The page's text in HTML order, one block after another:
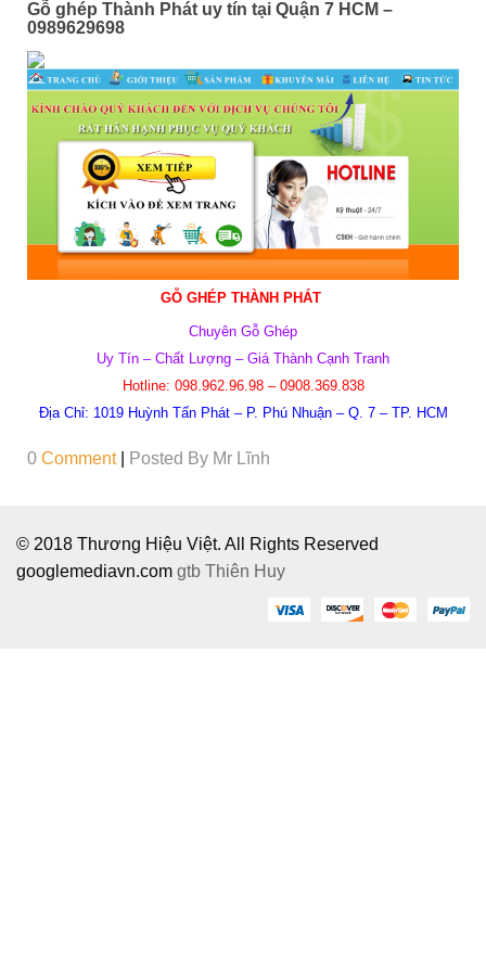
Gỗ ghép Thành Phát uy tín tại Quận 7 HCM –
0989629698
GỖ GHÉP THÀNH PHÁT
Chuyên Gỗ Ghép
Uy Tín – Chất Lượng – Giá Thành Cạnh Tranh
Hotline: 098.962.96.98 – 0908.369.838
Địa Chỉ: 1019 Huỳnh Tấn Phát – P. Phú Nhuận – Q. 7 – TP. HCM
0 Comment Posted By Mr Lĩnh
© 2018 Thương Hiệu Việt. All Rights Reserved
googlemediavn.com gtb Thiên Huy